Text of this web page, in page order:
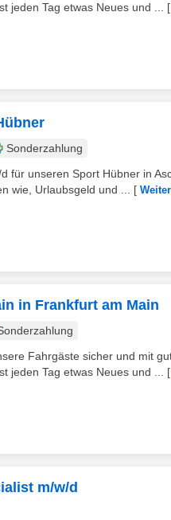
jeden Tag etwas Neues und ...
[
Sonderzahlung
für unseren Sport Hübner in
wie, Urlaubsgeld und ...
[
in Frankfurt am Main
Fahrgäste sicher und mit
jeden Tag etwas Neues und ...
[
m/w/d